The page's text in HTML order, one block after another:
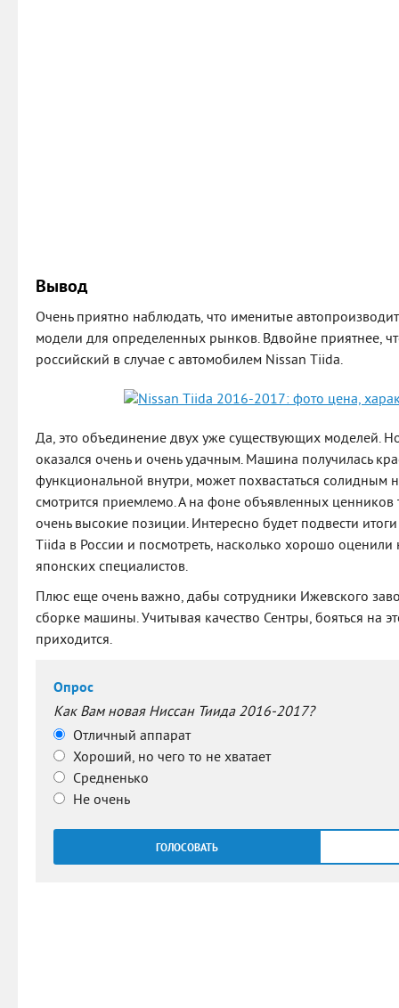
Вывод
Очень приятно наблюдать, что именитые
модели для определенных рынков. Вдвойне приятнее,
российский в случае с автомобилем Nissan Tiida.
Да, это объединение двух уже существующих моделей.
оказался очень и очень удачным. Машина получилась
функциональной внутри, может похвастаться солидным
смотрится приемлемо. А на фоне объявленных ценников
очень высокие позиции. Интересно будет подвести
Tiida в России и посмотреть, насколько хорошо
японских специалистов.
Плюс еще очень важно, дабы сотрудники Ижевского
сборке машины. Учитывая качество Сентры, бояться на
приходится.
Опрос
Как Вам новая Ниссан Тиида 2016-2017?
Отличный аппарат
Хороший, но чего то не хватает
Средненько
Не очень
ГОЛОСОВАТЬ